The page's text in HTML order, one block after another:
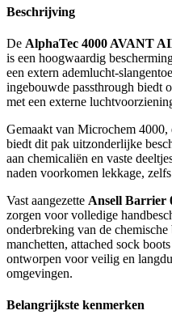
Beschrijving
De AlphaTec 4000 AVANT
is een hoogwaardig
een extern ademlucht-
ingebouwde passthrough biedt
met een externe
Gemaakt van Microchem 4000,
biedt dit pak uitzonderlijke
aan chemicaliën en vaste
naden voorkomen lekkage,
Vast aangezette Ansell Barrier
zorgen voor volledige
onderbreking van de
manchetten, attached sock
ontworpen voor veilig en
omgevingen.
Belangrijkste kenmerken